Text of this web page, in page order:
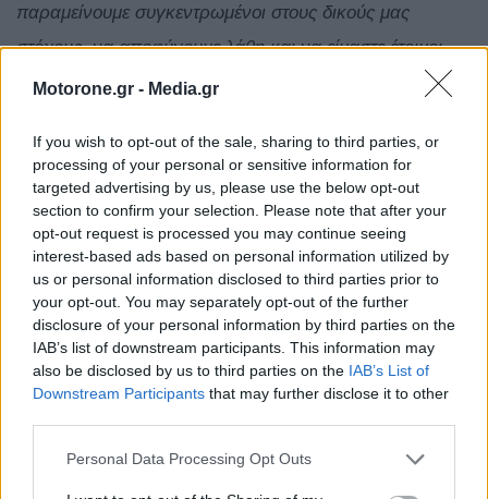
Motorone.gr - Media.gr
If you wish to opt-out of the sale, sharing to third parties, or
processing of your personal or sensitive information for
targeted advertising by us, please use the below opt-out
section to confirm your selection. Please note that after your
opt-out request is processed you may continue seeing
interest-based ads based on personal information utilized by
us or personal information disclosed to third parties prior to
your opt-out. You may separately opt-out of the further
disclosure of your personal information by third parties on the
IAB’s list of downstream participants. This information may
also be disclosed by us to third parties on the IAB’s List of
Downstream Participants that may further disclose it to other
Personal Data Processing Opt Outs
παραμείνουμε συγκεντρωμένοι στους δικούς μας
στόχους, να αποφύγουμε λάθη και να είμαστε έτοιμοι
για κάθε σενάριο. Η εκπροσώπηση της Peugeot στην
κάνω τη μάρκα περήφανη. Για μένα, το Le Mans είναι
επίσης στενά συνδεδεμένο με τη Δανία και τους Δανούς
οδηγούς όπως ο Tom Kristensen, τον οποίο θα ήθελα
επίσης να κάνω περήφανο».
TheoPourchaire(#94):«Έχω πολλές προσωπικές
αναμνήσεις εδώ στο Le Mans, καθώς έζησα εδώ για
τέσσερα χρόνια όταν ήμουν μέλος της Ακαδημίας FFSA
γυμνάσιο εδώ. Αυτή είναι η δεύτερη συμμετοχή μου στις